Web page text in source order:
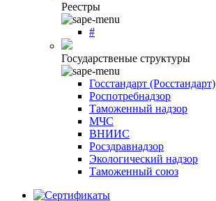
Реестры
#
Государственые структуры
Госстандарт (Росстандарт)
Роспотребнадзор
Таможенный надзор
МЧС
ВНИИС
Росздравнадзор
Экологический надзор
Таможенный союз